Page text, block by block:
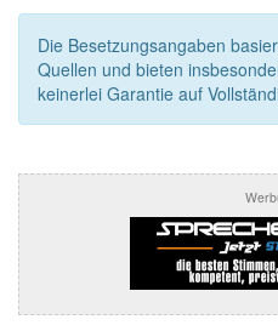
Die Besetzungsangaben
Quellen und bieten
keinerlei Garantie auf